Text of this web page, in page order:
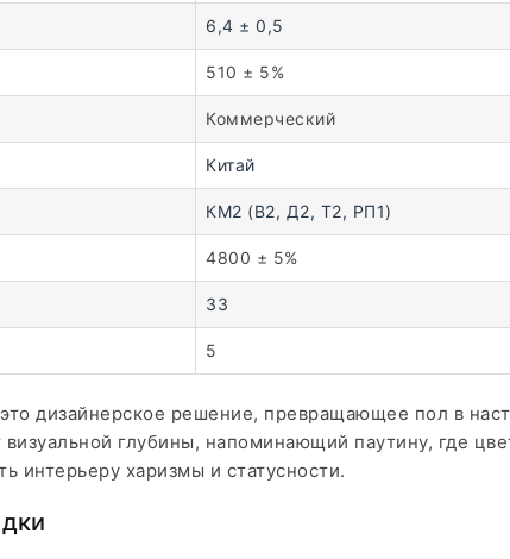
6,4 ± 0,5
510 ± 5%
Коммерческий
Китай
КМ2 (В2, Д2, Т2, РП1)
4800 ± 5%
33
5
дизайнерское решение, превращающее пол в
глубины, напоминающий паутину, где
интерьеру харизмы и статусности.